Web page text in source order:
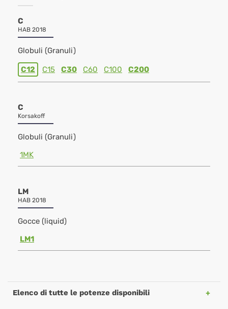
C
HAB 2018
Globuli (Granuli)
C12 C15 C30 C60 C100 C200
C
Korsakoff
Globuli (Granuli)
1MK
LM
HAB 2018
Gocce (liquid)
LM1
Elenco di tutte le potenze disponibili